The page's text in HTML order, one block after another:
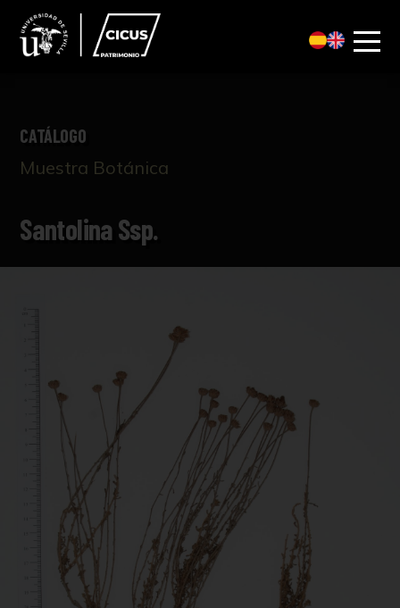
CATÁLOGO
Muestra Botánica
Santolina Ssp.